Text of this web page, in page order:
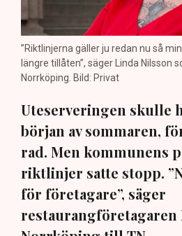
”Riktlinjerna gäller ju redan nu så
längre tillåten”, säger Linda Nilsson
Norrköping. Bild: Privat
Uteserveringen skulle
början av sommaren,
rad. Men kommunens
riktlinjer satte stopp.
för företagare”, säger
restaurangföretagaren